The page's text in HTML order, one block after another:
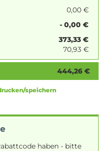
0,00 €
- 0,00 €
373,33 €
70,93 €
444,26 €
speichern
haben - bitte